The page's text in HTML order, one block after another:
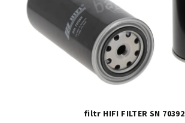
filtr HIFI FILTER SN 70392